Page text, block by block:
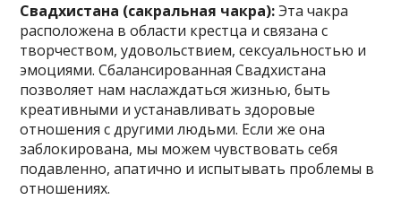
Свадхистана (сакральная чакра):Эта чакра
расположена в области крестца и связана с
творчеством, удовольствием, сексуальностью и
эмоциями. Сбалансированная Свадхистана
позволяет нам наслаждаться жизнью, быть
креативными и устанавливать здоровые
отношения с другими людьми. Если же она
заблокирована, мы можем чувствовать себя
подавленно, апатично и испытывать проблемы в
отношениях.